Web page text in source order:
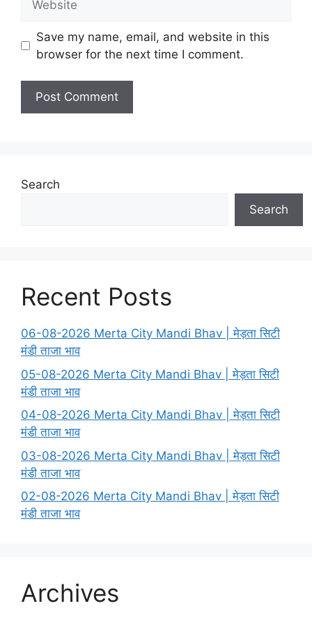
Save my name, email, and website in this
browser for the next time I comment.
Search
Search
Recent Posts
06-08-2026 Merta City Mandi Bhav | मेड़ता सिटी
मंडी ताजा भाव
05-08-2026 Merta City Mandi Bhav | मेड़ता सिटी
मंडी ताजा भाव
04-08-2026 Merta City Mandi Bhav | मेड़ता सिटी
मंडी ताजा भाव
03-08-2026 Merta City Mandi Bhav | मेड़ता सिटी
मंडी ताजा भाव
02-08-2026 Merta City Mandi Bhav | मेड़ता सिटी
मंडी ताजा भाव
Archives